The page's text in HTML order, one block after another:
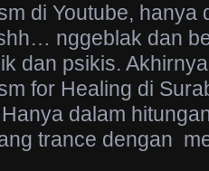
di Youtube, hanya
nggeblak dan
dan psikis.
for Healing di
dalam
trance dengan